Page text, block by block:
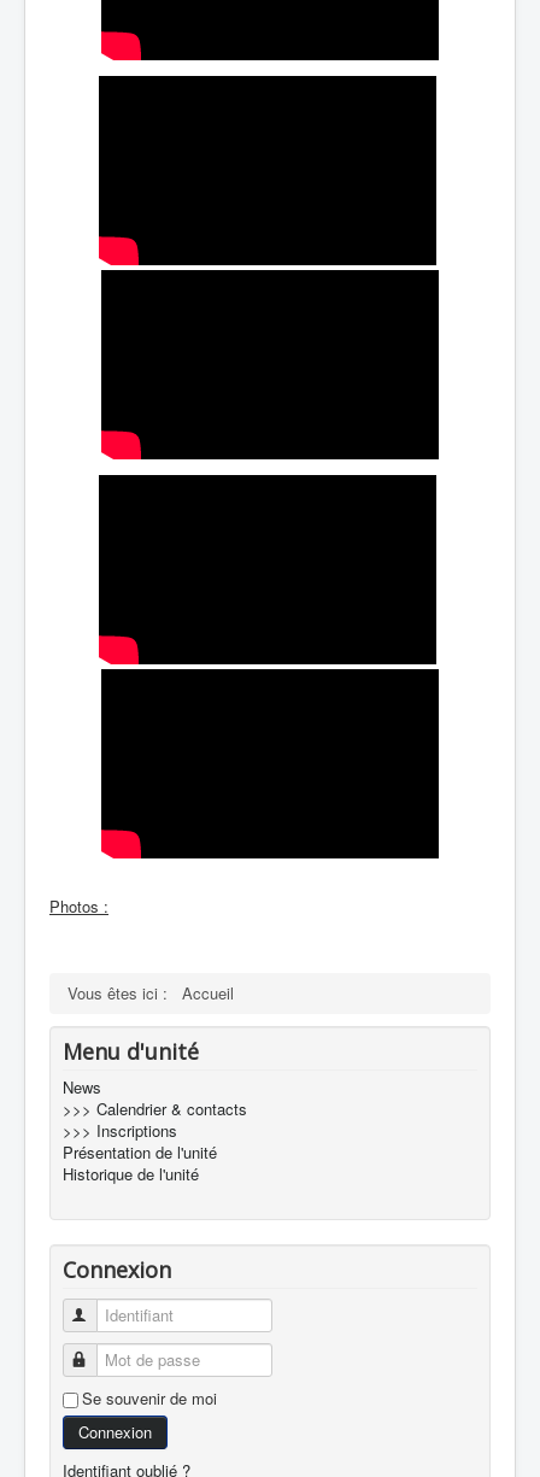
Photos :
Vous êtes ici : Accueil
Menu d'unité
News
>>> Calendrier & contacts
>>> Inscriptions
Présentation de l'unité
Historique de l'unité
Connexion
Identifiant
Mot de passe
Se souvenir de moi
Connexion
Identifiant oublié ?